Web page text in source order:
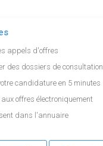
appels d'offres
des dossiers de consultation
candidature en 5 minutes
aux offres électroniquement
dans l'annuaire